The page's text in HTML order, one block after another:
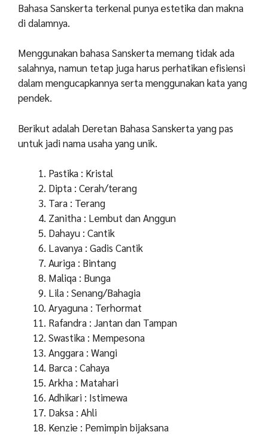
Bahasa Sanskerta terkenal punya estetika dan makna
di dalamnya.
Menggunakan bahasa Sanskerta memang tidak ada
salahnya, namun tetap juga harus perhatikan efisiensi
dalam mengucapkannya serta menggunakan kata yang
pendek.
Berikut adalah Deretan Bahasa Sanskerta yang pas
untuk jadi nama usaha yang unik.
Pastika : Kristal
Dipta : Cerah/terang
Tara : Terang
Zanitha : Lembut dan Anggun
Dahayu : Cantik
Lavanya : Gadis Cantik
Auriga : Bintang
Maliqa : Bunga
Lila : Senang/Bahagia
Aryaguna : Terhormat
Rafandra : Jantan dan Tampan
Swastika : Mempesona
Anggara : Wangi
Barca : Cahaya
Arkha : Matahari
Adhikari : Istimewa
Daksa : Ahli
Kenzie : Pemimpin bijaksana